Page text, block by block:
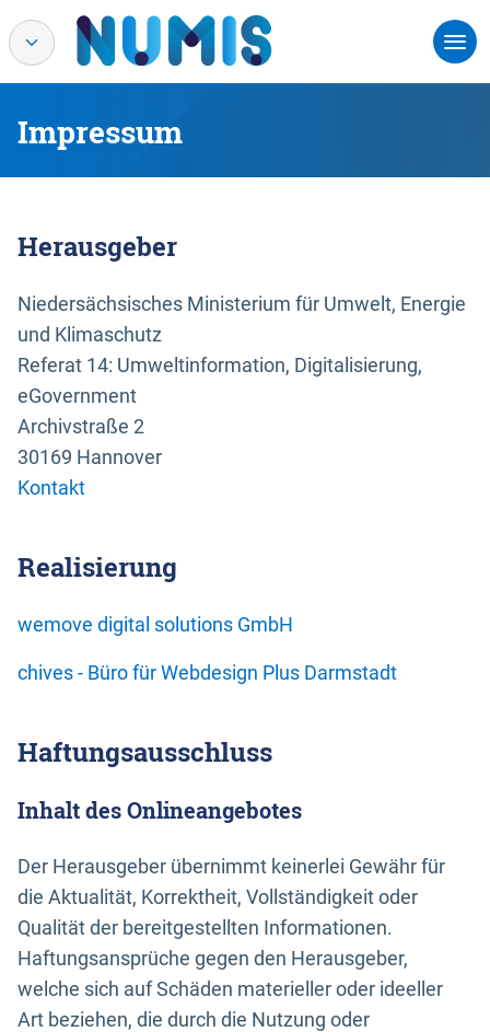
Impressum
Herausgeber
Niedersächsisches Ministerium für Umwelt, Energie
und Klimaschutz
Referat 14: Umweltinformation, Digitalisierung,
eGovernment
Archivstraße 2
30169 Hannover
Kontakt
Realisierung
wemove digital solutions GmbH
chives - Büro für Webdesign Plus Darmstadt
Haftungsausschluss
Inhalt des Onlineangebotes
Der Herausgeber übernimmt keinerlei Gewähr für
die Aktualität, Korrektheit, Vollständigkeit oder
Qualität der bereitgestellten Informationen.
Haftungsansprüche gegen den Herausgeber,
welche sich auf Schäden materieller oder ideeller
Art beziehen, die durch die Nutzung oder